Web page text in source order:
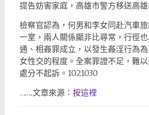
提告妨害家庭，高雄市警方移送高雄
檢察官認為，何男和李女同赴汽車
一室，兩人關係顯非比尋常，行徑
通、相姦罪成立，以發生姦淫行為
女性交的程度。全案罪證不足，難以
處分不起訴。1021030
……..文章來源： 按這裡